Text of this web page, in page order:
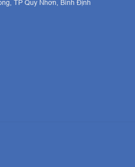
TP Quy Nhơn, Bình Định